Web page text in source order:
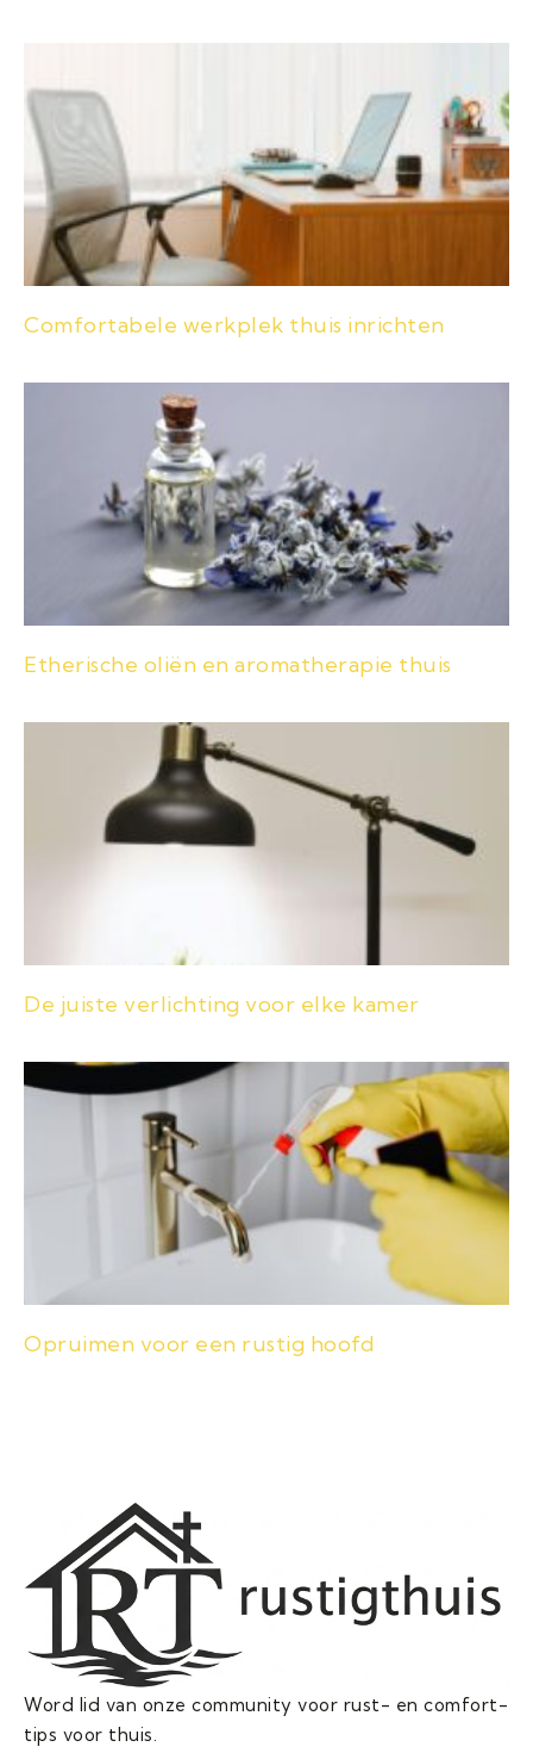
Comfortabele werkplek thuis inrichten
Etherische oliën en aromatherapie thuis
De juiste verlichting voor elke kamer
Opruimen voor een rustig hoofd
Word lid van onze community voor rust- en comfort-
tips voor thuis.